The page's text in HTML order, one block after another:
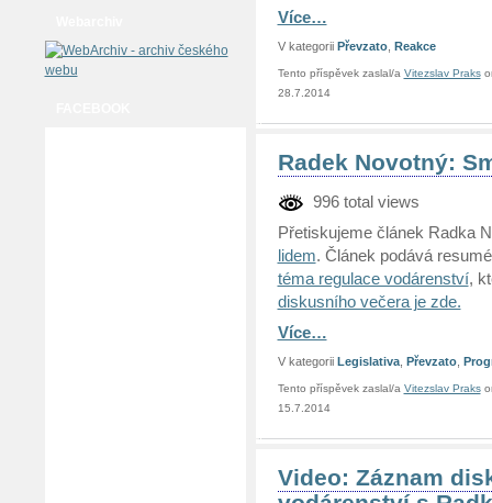
Více…
V kategorii Převzato, Reakce
Tento příspěvek zaslal/a Vitezslav Praks
28.7.2014
Radek Novotný:
996 total views
Přetiskujeme článek Radka
lidem. Článek podává
téma regulace vodárenství,
diskusního večera je zde.
Více…
V kategorii Legislativa, Převzato,
Tento příspěvek zaslal/a Vitezslav Praks
15.7.2014
Video: Záznam